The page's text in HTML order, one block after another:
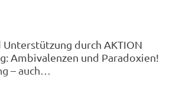
durch AKTION
Ambivalenzen und Paradoxien!
– auch…